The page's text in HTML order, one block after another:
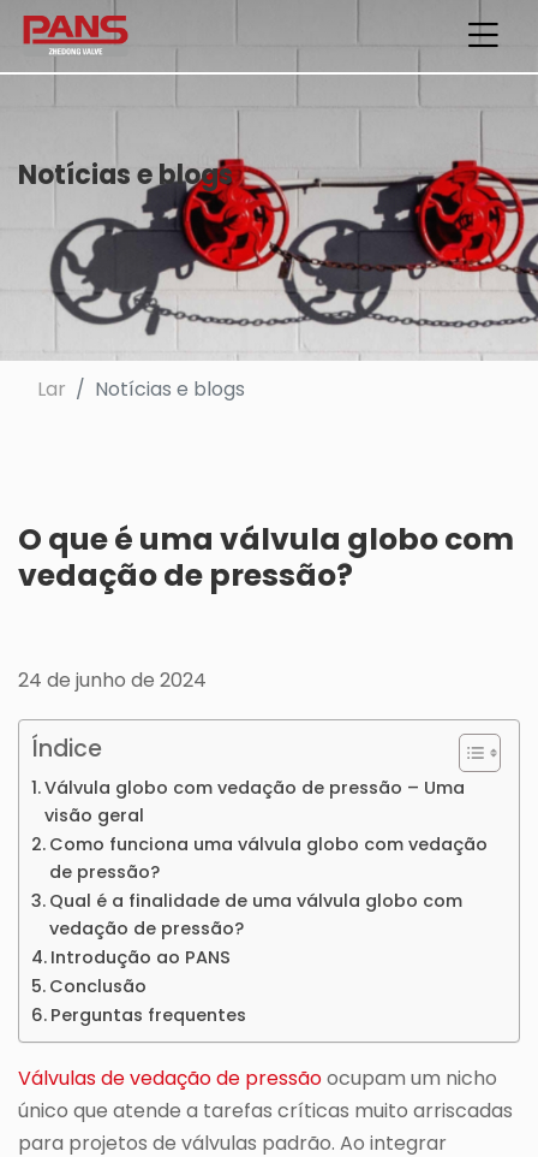
Notícias e blogs
Lar Notícias e blogs
O que é uma válvula globo com
vedação de pressão?
24 de junho de 2024
Índice
Válvula globo com vedação de pressão – Uma
visão geral
Como funciona uma válvula globo com vedação
de pressão?
Qual é a finalidade de uma válvula globo com
vedação de pressão?
Introdução ao PANS
Conclusão
Perguntas frequentes
Válvulas de vedação de pressãoocupam um nicho
único que atende a tarefas críticas muito arriscadas
para projetos de válvulas padrão. Ao integrar